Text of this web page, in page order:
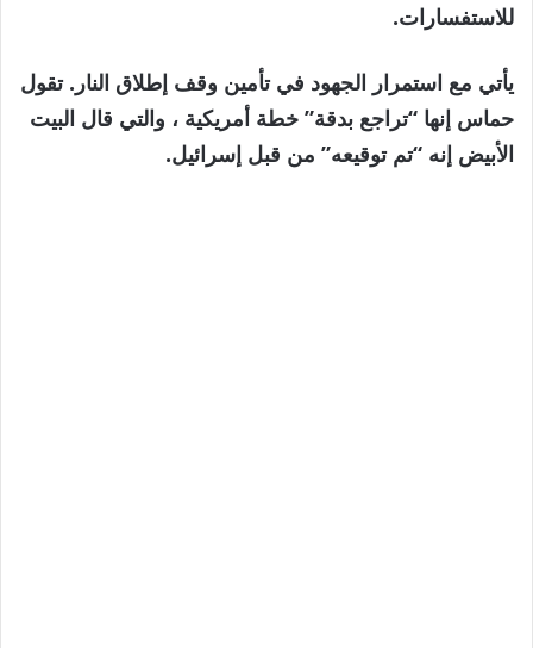
للاستفسارات.
يأتي مع استمرار الجهود في تأمين وقف إطلاق النار. تقول
حماس إنها “تراجع بدقة” خطة أمريكية ، والتي قال البيت
الأبيض إنه “تم توقيعه” من قبل إسرائيل.